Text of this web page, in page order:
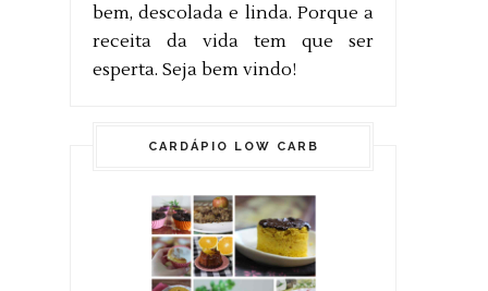
bem, descolada e linda. Porque a
receita da vida tem que ser
esperta. Seja bem vindo!
CARDÁPIO LOW CARB